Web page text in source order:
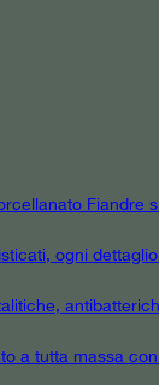
Fiandre
ogni
a tutta massa